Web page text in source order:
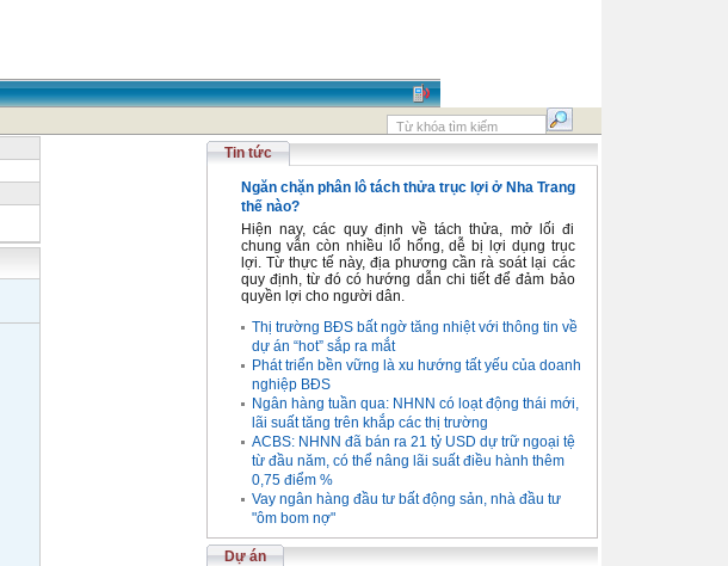
Tin tức
Ngăn chặn phân lô tách thửa trục lợi ở Nha Trang
thế nào?
Hiện nay, các quy định về tách thửa, mở lối đi
chung vẫn còn nhiều lổ hổng, dễ bị lợi dụng trục
lợi. Từ thực tế này, địa phương cần rà soát lại các
quy định, từ đó có hướng dẫn chi tiết để đảm bảo
quyền lợi cho người dân.
Thị trường BĐS bất ngờ tăng nhiệt với thông tin về
dự án “hot” sắp ra mắt
Phát triển bền vững là xu hướng tất yếu của doanh
nghiệp BĐS
Ngân hàng tuần qua: NHNN có loạt động thái mới,
lãi suất tăng trên khắp các thị trường
ACBS: NHNN đã bán ra 21 tỷ USD dự trữ ngoại tệ
từ đầu năm, có thể nâng lãi suất điều hành thêm
0,75 điểm %
Vay ngân hàng đầu tư bất động sản, nhà đầu tư
"ôm bom nợ"
Dự án